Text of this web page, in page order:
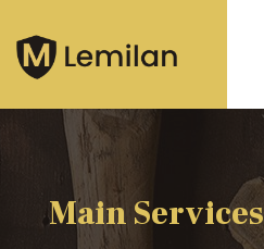
Main Services